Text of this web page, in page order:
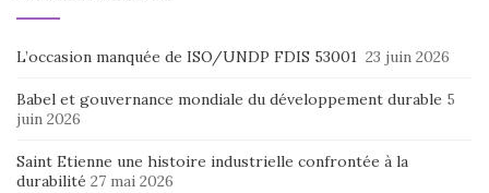
L’occasion manquée de ISO/UNDP FDIS 53001 23 juin 2026
Babel et gouvernance mondiale du développement durable 5
juin 2026
Saint Etienne une histoire industrielle confrontée à la
durabilité 27 mai 2026